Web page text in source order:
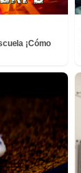
¡Cómo